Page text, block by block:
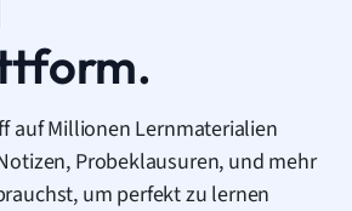
auf Millionen Lernmaterialien
Probeklausuren, und mehr
um perfekt zu lernen